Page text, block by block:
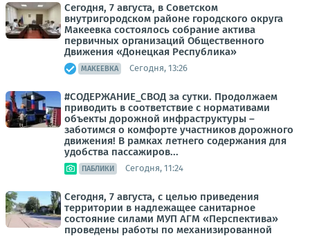
Сегодня, 7 августа, в Советском
внутригородском районе городского округа
Макеевка состоялось собрание актива
первичных организаций Общественного
Движения «Донецкая Республика»
МАКЕЕВКА Сегодня, 13:26
#СОДЕРЖАНИЕ_СВОД за сутки. Продолжаем
приводить в соответствие с нормативами
объекты дорожной инфраструктуры –
заботимся о комфорте участников дорожного
движения! В рамках летнего содержания для
удобства пассажиров...
ПАБЛИКИ Сегодня, 11:24
Сегодня, 7 августа, с целью приведения
территории в надлежащее санитарное
состояние силами МУП АГМ «Перспектива»
проведены работы по механизированной